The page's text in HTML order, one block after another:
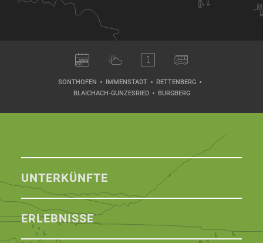
SONTHOFEN IMMENSTADT
RETTENBERG
BLAICHACH-GUNZESRIED
BURGBERG
UNTERKÜNFTE
ERLEBNISSE